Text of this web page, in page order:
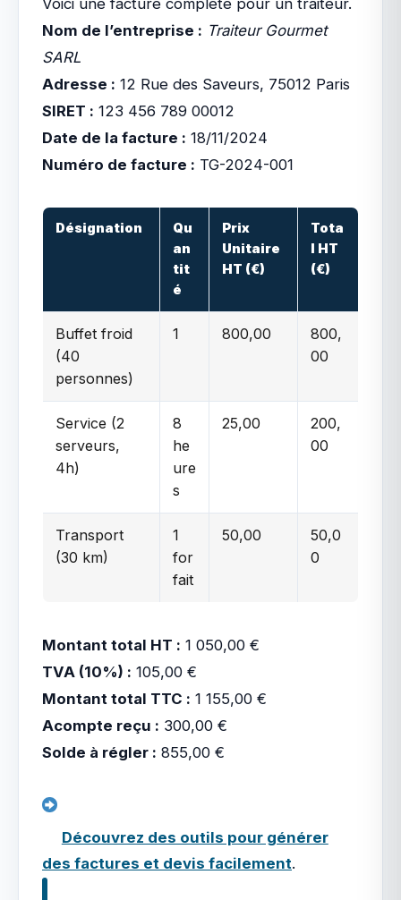
Nom de l’entreprise : Traiteur Gourmet
SARL
Adresse : 12 Rue des Saveurs, 75012 Paris
SIRET : 123 456 789 00012
Date de la facture : 18/11/2024
Numéro de facture : TG-2024-001
Désignation
Qu
an
tit
é
Prix
Unitaire
HT (€)
Tota
l HT
(€)
Buffet froid
(40
personnes)
1 800,00
800,
00
Service (2
serveurs,
4h)
8
he
ure
s
25,00
200,
00
Transport
(30 km)
1
for
fait
50,00
50,0
0
Montant total HT : 1 050,00 €
TVA (10%) : 105,00 €
Montant total TTC : 1 155,00 €
Acompte reçu : 300,00 €
Solde à régler : 855,00 €
Découvrez des outils pour générer
des factures et devis facilement.